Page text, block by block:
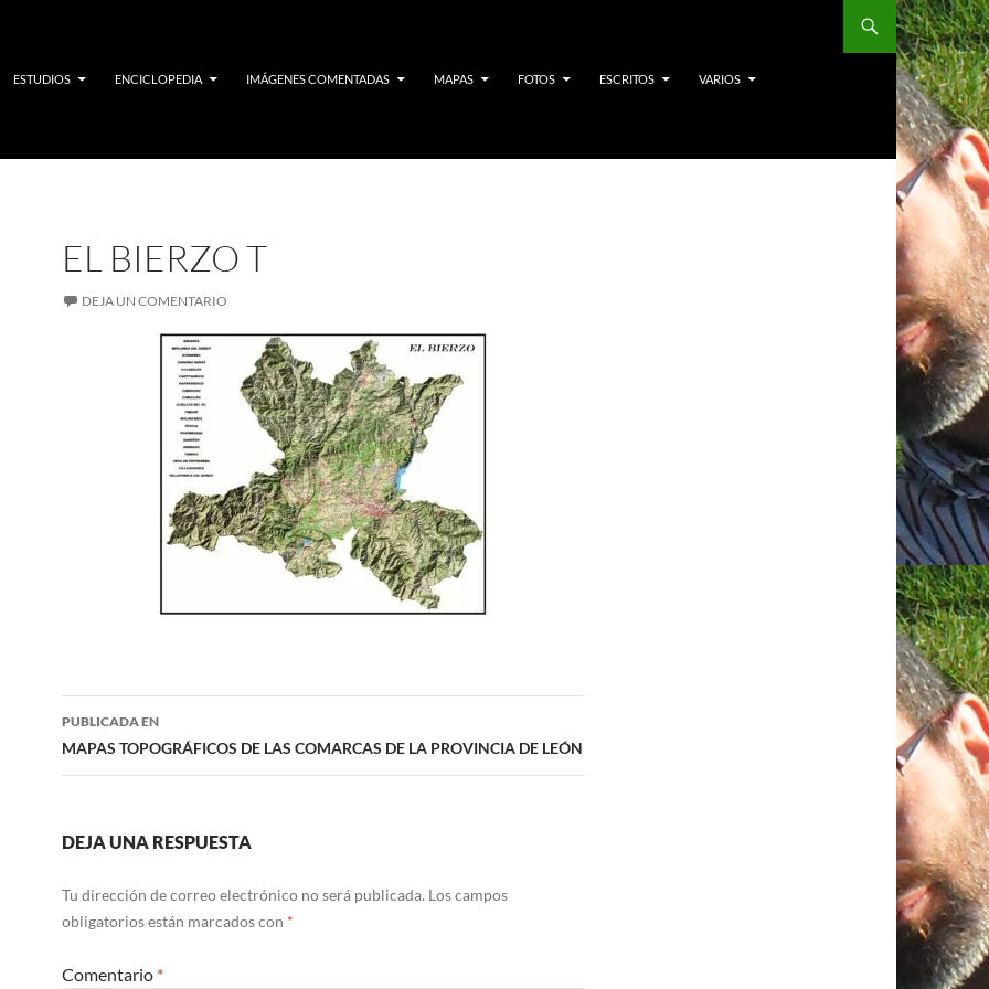
ESTUDIOS ENCICLOPEDIA IMÁGENES COMENTADAS MAPAS FOTOS ESCRITOS VARIOS
EL BIERZO T
DEJA UN COMENTARIO
Navegación
de
PUBLICADA EN
MAPAS TOPOGRÁFICOS DE LAS COMARCAS DE LA PROVINCIA DE LEÓN
DEJA UNA RESPUESTA
Tu dirección de correo electrónico no será publicada. Los campos
obligatorios están marcados con *
Comentario *